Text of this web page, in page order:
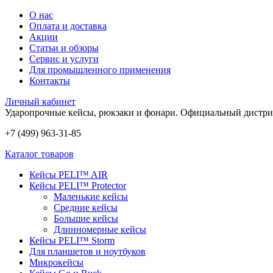
О нас
Оплата и доставка
Акции
Статьи и обзоры
Сервис и услуги
Для промышленного применения
Контакты
Личный кабинет
Ударопрочные кейсы, рюкзаки и фонари. Официальный
+7 (499) 963-31-85
Каталог товаров
Кейсы PELI™ AIR
Кейсы PELI™ Protector
Маленькие кейсы
Средние кейсы
Большие кейсы
Длинномерные кейсы
Кейсы PELI™ Storm
Для планшетов и ноутбуков
Микрокейсы